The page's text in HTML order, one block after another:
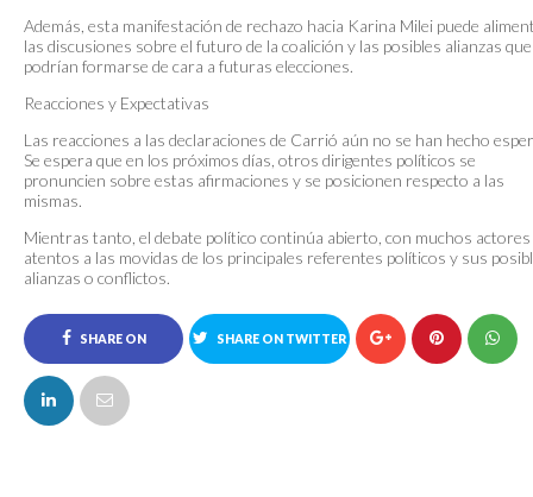
Además, esta manifestación de rechazo hacia Karina Milei puede
las discusiones sobre el futuro de la coalición y las posibles alianzas que
podrían formarse de cara a futuras elecciones.
Reacciones y Expectativas
Las reacciones a las declaraciones de Carrió aún no se han hecho
Se espera que en los próximos días, otros dirigentes políticos se
pronuncien sobre estas afirmaciones y se posicionen respecto a las
mismas.
Mientras tanto, el debate político continúa abierto, con muchos actores
atentos a las movidas de los principales referentes políticos y sus
alianzas o conflictos.
SHARE ON
FACEBOOK
SHARE ON TWITTER